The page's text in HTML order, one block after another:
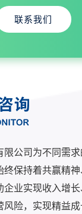
联系我们
公司为不同需
保持着共赢精
企业实现收入增
险，实现精益成